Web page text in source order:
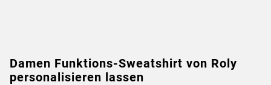
Damen Funktions-Sweatshirt von Roly
personalisieren lassen